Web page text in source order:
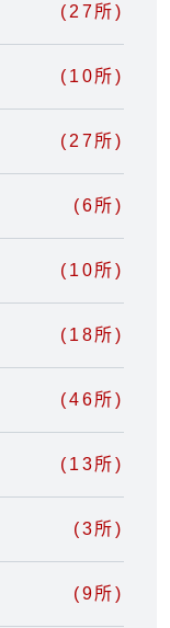
(27所)
(10所)
(27所)
(6所)
(10所)
(18所)
(46所)
(13所)
(3所)
(9所)